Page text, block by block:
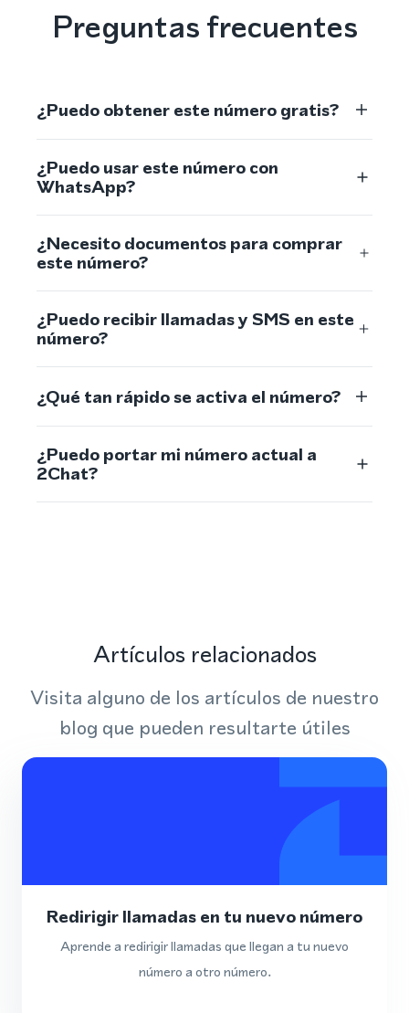
Preguntas frecuentes
¿Puedo obtener este número gratis?
¿Puedo usar este número con
WhatsApp?
¿Necesito documentos para comprar
este número?
¿Puedo recibir llamadas y SMS en este
número?
¿Qué tan rápido se activa el número?
¿Puedo portar mi número actual a
2Chat?
Artículos relacionados
Visita alguno de los artículos de nuestro
blog que pueden resultarte útiles
Redirigir llamadas en tu nuevo número
Aprende a redirigir llamadas que llegan a tu nuevo
número a otro número.